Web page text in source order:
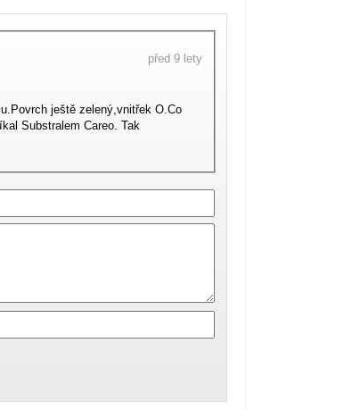
před 9 lety
ještě zelený,vnitřek O.Co
Substralem Careo. Tak